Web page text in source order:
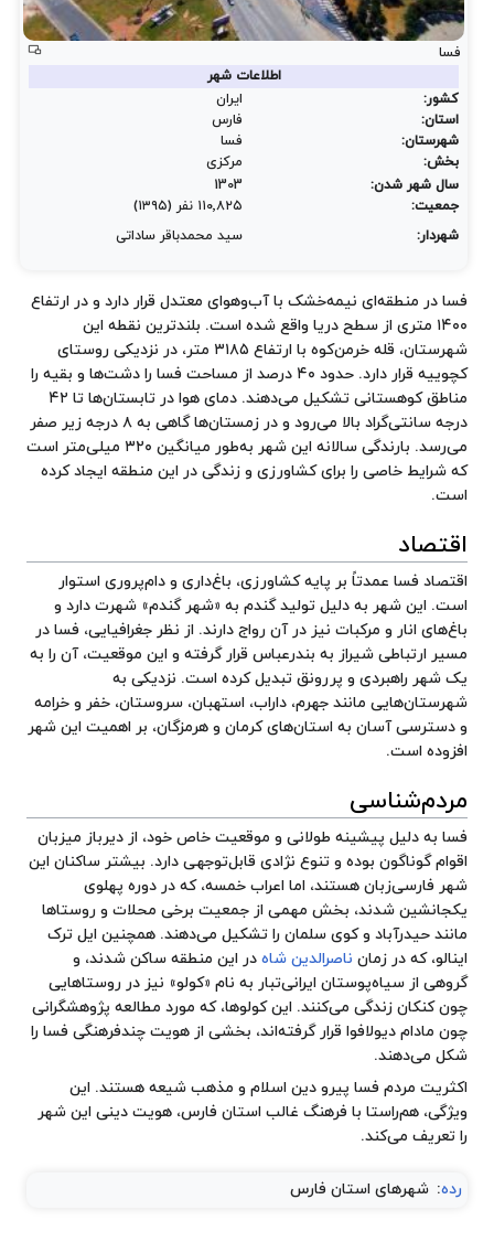
فسا
اطلاعات شهر
کشور:
ایران
استان:
فارس
شهرستان:
فسا
بخش:
مرکزی
سال شهر شدن:
1303
جمعیت:
۱۱۰٬۸۲۵ نفر (۱۳۹۵)
شهردار:
سید محمدباقر ساداتی
فسا در منطقه‌ای نیمه‌خشک با آب‌وهوای معتدل قرار دارد و در ارتفاع
۱۴۰۰ متری از سطح دریا واقع شده است. بلندترین نقطه این
شهرستان، قله خرمن‌کوه با ارتفاع ۳۱۸۵ متر، در نزدیکی روستای
کچوییه قرار دارد. حدود ۴۰ درصد از مساحت فسا را دشت‌ها و بقیه را
مناطق کوهستانی تشکیل می‌دهند. دمای هوا در تابستان‌ها تا ۴۲
درجه سانتی‌گراد بالا می‌رود و در زمستان‌ها گاهی به ۸ درجه زیر صفر
می‌رسد. بارندگی سالانه این شهر به‌طور میانگین ۳۲۰ میلی‌متر است
که شرایط خاصی را برای کشاورزی و زندگی در این منطقه ایجاد کرده
است.
اقتصاد
اقتصاد فسا عمدتاً بر پایه کشاورزی، باغ‌داری و دام‌پروری استوار
است. این شهر به دلیل تولید گندم به «شهر گندم» شهرت دارد و
باغ‌های انار و مرکبات نیز در آن رواج دارند. از نظر جغرافیایی، فسا در
مسیر ارتباطی شیراز به بندرعباس قرار گرفته و این موقعیت، آن را به
یک شهر راهبردی و پررونق تبدیل کرده است. نزدیکی به
شهرستان‌هایی مانند جهرم، داراب، استهبان، سروستان، خفر و خرامه
و دسترسی آسان به استان‌های کرمان و هرمزگان، بر اهمیت این شهر
افزوده است.
مردم‌شناسی
فسا به دلیل پیشینه طولانی و موقعیت خاص خود، از دیرباز میزبان
اقوام گوناگون بوده و تنوع نژادی قابل‌توجهی دارد. بیشتر ساکنان این
شهر فارسی‌زبان هستند، اما اعراب خمسه، که در دوره پهلوی
یکجانشین شدند، بخش مهمی از جمعیت برخی محلات و روستاها
مانند حیدرآباد و کوی سلمان را تشکیل می‌دهند. همچنین ایل ترک
اینالو، که در زمان ناصرالدین شاه در این منطقه ساکن شدند، و
گروهی از سیاه‌پوستان ایرانی‌تبار به نام «کولو» نیز در روستاهایی
چون کنکان زندگی می‌کنند. این کولوها، که مورد مطالعه پژوهشگرانی
چون مادام دیولافوا قرار گرفته‌اند، بخشی از هویت چندفرهنگی فسا را
شکل می‌دهند.
اکثریت مردم فسا پیرو دین اسلام و مذهب شیعه هستند. این
ویژگی، هم‌راستا با فرهنگ غالب استان فارس، هویت دینی این شهر
را تعریف می‌کند.
رده: شهرهای استان فارس